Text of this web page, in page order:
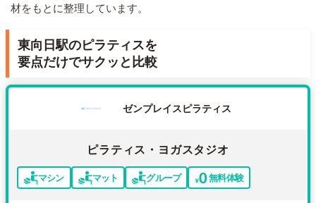
材をもとに整理しています。
東向日駅のピラティスを
要点だけでサクッと比較
ゼンプレイスピラティス
ピラティス・ヨガスタジオ
マシン マット グループ 無料体験